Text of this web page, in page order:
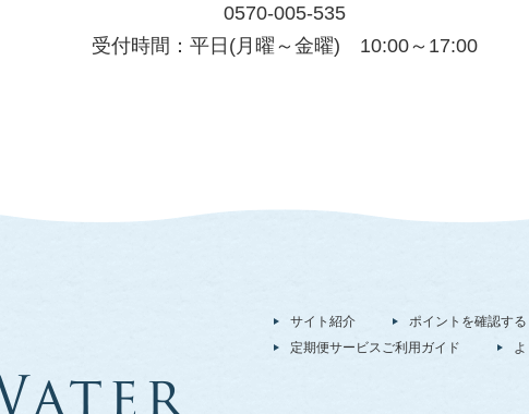
0570-005-535
受付時間：平日(月曜～金曜) 10:00～17:00
サイト紹介 ポイントを確認する
定期便サービスご利用ガイド